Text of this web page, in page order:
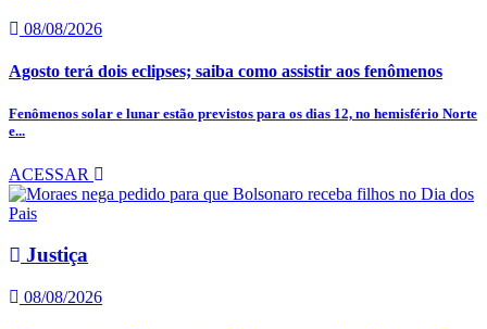
08/08/2026
Agosto terá dois eclipses; saiba como assistir aos fenômenos
Fenômenos solar e lunar estão previstos para os dias 12, no hemisfério Norte
e...
ACESSAR
Justiça
08/08/2026